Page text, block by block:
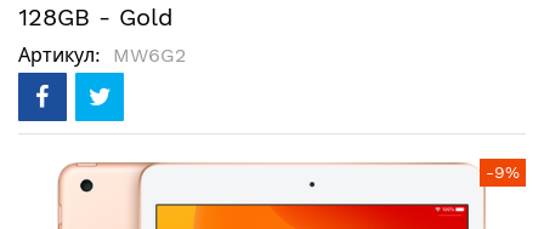
128GB - Gold
Артикул MW6G2
Перейти
кінця
-9%